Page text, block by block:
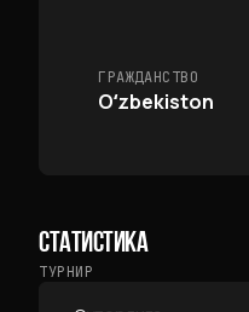
ГРАЖДАНСТВО
Oʻzbekiston
СТАТИСТИКА
ТУРНИР